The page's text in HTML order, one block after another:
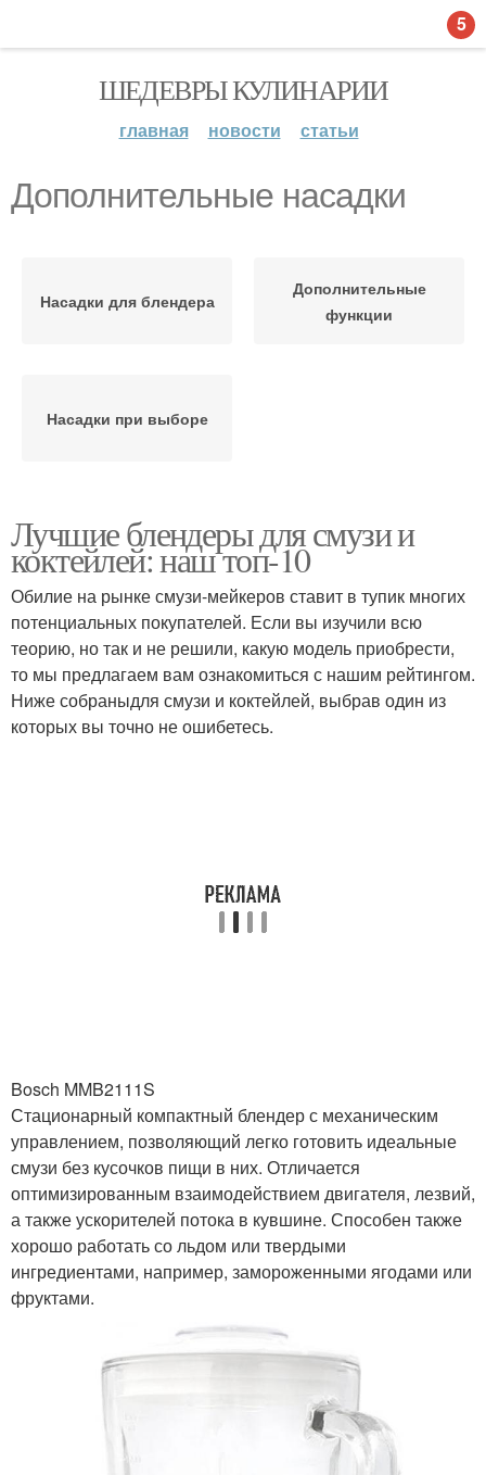
ШЕДЕВРЫ КУЛИНАРИИ
главная новости статьи
Дополнительные насадки
Насадки для блендера
Дополнительные
функции
Насадки при выборе
Лучшие блендеры для смузи и
коктейлей: наш топ-10
Обилие на рынке смузи-мейкеров ставит в тупик многих
потенциальных покупателей. Если вы изучили всю
теорию, но так и не решили, какую модель приобрести,
то мы предлагаем вам ознакомиться с нашим рейтингом.
Ниже собраныдля смузи и коктейлей, выбрав один из
которых вы точно не ошибетесь.
Bosch MMB2111S
Стационарный компактный блендер с механическим
управлением, позволяющий легко готовить идеальные
смузи без кусочков пищи в них. Отличается
оптимизированным взаимодействием двигателя, лезвий,
а также ускорителей потока в кувшине. Способен также
хорошо работать со льдом или твердыми
ингредиентами, например, замороженными ягодами или
фруктами.
5